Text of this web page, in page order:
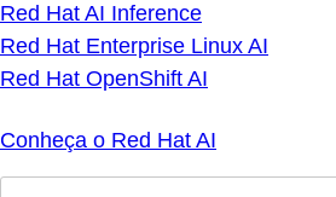
Red Hat AI Inference
Red Hat Enterprise Linux AI
Red Hat OpenShift AI
Conheça o Red Hat AI